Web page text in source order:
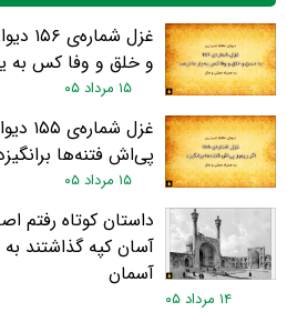
غزل
و خلق و وفا کس به
۱۵ مرداد ۰۵
غزل
پی‌اش فتنه‌ها
۱۵ مرداد ۰۵
داستان کوتاه رفتم
آسان کپه گذاشتند به
آسمان
۱۴ مرداد ۰۵